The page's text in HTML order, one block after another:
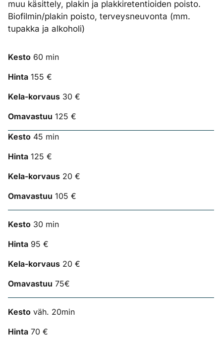
muu käsittely, plakin ja plakkiretentioiden poisto.
Biofilmin/plakin poisto, terveysneuvonta (mm.
tupakka ja alkoholi)
Kesto 60 min
Hinta 155 €
Kela-korvaus 30 €
Omavastuu 125 €
Kesto 45 min
Hinta 125 €
Kela-korvaus 20 €
Omavastuu 105 €
Kesto 30 min
Hinta 95 €
Kela-korvaus 20 €
Omavastuu 75€
Kesto väh. 20min
Hinta 70 €